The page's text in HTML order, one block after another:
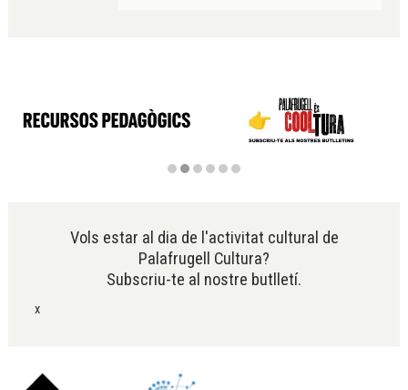
Vols estar al dia de l'activitat cultural de
Palafrugell Cultura?
Subscriu-te al nostre butlletí.
x